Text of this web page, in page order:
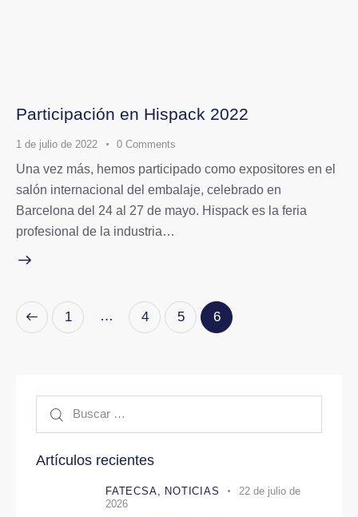
Participación en Hispack 2022
1 de julio de 2022 0 Comments
Una vez más, hemos participado como expositores en el
salón internacional del embalaje, celebrado en
Barcelona del 24 al 27 de mayo. Hispack es la feria
profesional de la industria…
1 … 4 5 6
Artículos recientes
FATECSA, NOTICIAS
22 de julio de
2026